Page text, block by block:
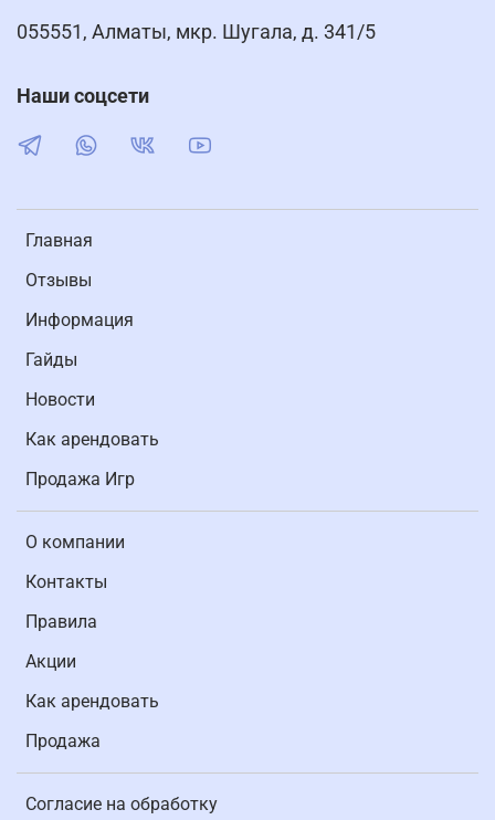
Главная
Отзывы
Информация
Гайды
Новости
Как арендовать
Продажа Игр
О компании
Контакты
Правила
Акции
Как арендовать
Продажа
Согласие на обработку
055551, Алматы, мкр. Шугала, д. 341/5
Наши соцсети